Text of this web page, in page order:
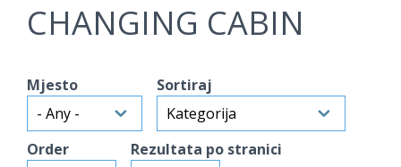
CHANGING CABIN
Mjesto Sortiraj
Order Rezultata po stranici